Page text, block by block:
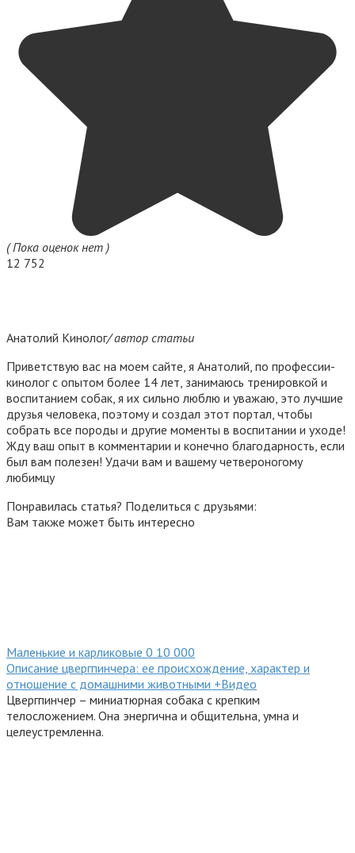
( Пока оценок нет )
12 752
Анатолий Кинолог/ автор статьи
Приветствую вас на моем сайте, я Анатолий, по профессии-
кинолог с опытом более 14 лет, занимаюсь тренировкой и
воспитанием собак, я их сильно люблю и уважаю, это лучшие
друзья человека, поэтому и создал этот портал, чтобы
собрать все породы и другие моменты в воспитании и уходе!
Жду ваш опыт в комментарии и конечно благодарность, если
был вам полезен! Удачи вам и вашему четвероногому
любимцу
Понравилась статья? Поделиться с друзьями:
Вам также может быть интересно
Маленькие и карликовые 0 10 000
Описание цвергпинчера: ее происхождение, характер и
отношение с домашними животными +Видео
Цвергпинчер – миниатюрная собака с крепким
телосложением. Она энергична и общительна, умна и
целеустремленна.